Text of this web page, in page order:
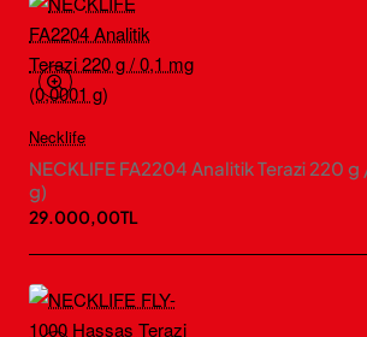
Necklife
NECKLIFE FA2204 Analitik Terazi 220
g)
29.000,00TL